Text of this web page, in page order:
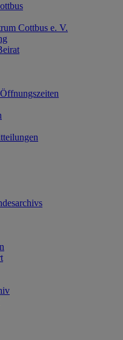
Cottbus e. V.